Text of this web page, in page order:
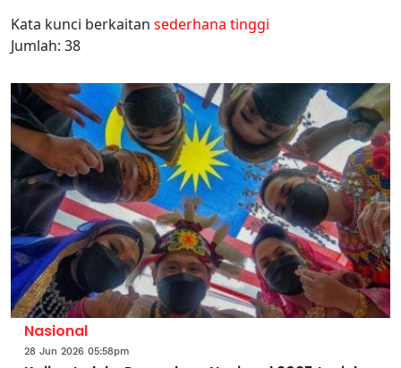
Kata kunci berkaitan sederhana tinggi
Jumlah: 38
Nasional
28 Jun 2026 05:58pm